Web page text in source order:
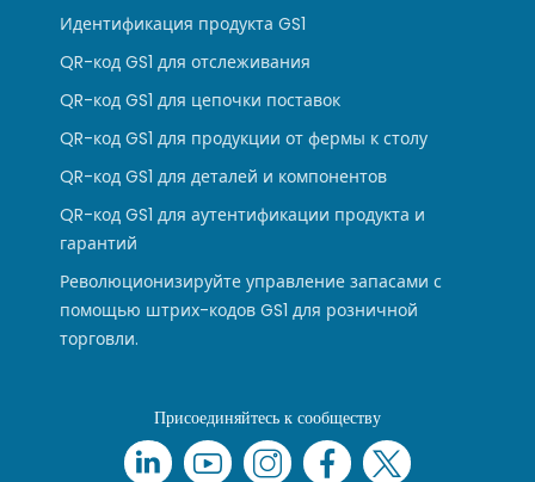
Идентификация продукта GS1
QR-код GS1 для отслеживания
QR-код GS1 для цепочки поставок
QR-код GS1 для продукции от фермы к столу
QR-код GS1 для деталей и компонентов
QR-код GS1 для аутентификации продукта и
гарантий
Революционизируйте управление запасами с
помощью штрих-кодов GS1 для розничной
торговли.
Присоединяйтесь к сообществу